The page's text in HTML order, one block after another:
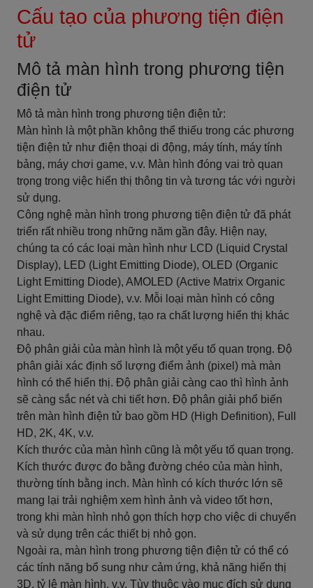
Cấu tạo của phương tiện điện
tử
Mô tả màn hình trong phương tiện
điện tử
Mô tả màn hình trong phương tiện điện tử:
Màn hình là một phần không thể thiếu trong các phương
tiện điện tử như điện thoại di động, máy tính, máy tính
bảng, máy chơi game, v.v. Màn hình đóng vai trò quan
trọng trong việc hiển thị thông tin và tương tác với người
sử dụng.
Công nghệ màn hình trong phương tiện điện tử đã phát
triển rất nhiều trong những năm gần đây. Hiện nay,
chúng ta có các loại màn hình như LCD (Liquid Crystal
Display), LED (Light Emitting Diode), OLED (Organic
Light Emitting Diode), AMOLED (Active Matrix Organic
Light Emitting Diode), v.v. Mỗi loại màn hình có công
nghệ và đặc điểm riêng, tạo ra chất lượng hiển thị khác
nhau.
Độ phân giải của màn hình là một yếu tố quan trọng. Độ
phân giải xác định số lượng điểm ảnh (pixel) mà màn
hình có thể hiển thị. Độ phân giải càng cao thì hình ảnh
sẽ càng sắc nét và chi tiết hơn. Độ phân giải phổ biến
trên màn hình điện tử bao gồm HD (High Definition), Full
HD, 2K, 4K, v.v.
Kích thước của màn hình cũng là một yếu tố quan trọng.
Kích thước được đo bằng đường chéo của màn hình,
thường tính bằng inch. Màn hình có kích thước lớn sẽ
mang lại trải nghiệm xem hình ảnh và video tốt hơn,
trong khi màn hình nhỏ gọn thích hợp cho việc di chuyển
và sử dụng trên các thiết bị nhỏ gọn.
Ngoài ra, màn hình trong phương tiện điện tử có thể có
các tính năng bổ sung như cảm ứng, khả năng hiển thị
3D, tỷ lệ màn hình, v.v. Tùy thuộc vào mục đích sử dụng